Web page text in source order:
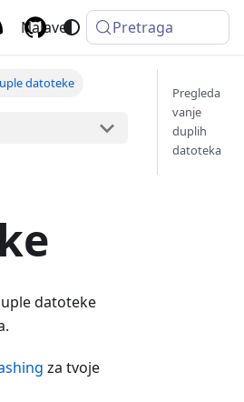
Najave Pretraga
datoteke
datoteke
za tvoje
Pregleda
vanje
duplih
datoteka